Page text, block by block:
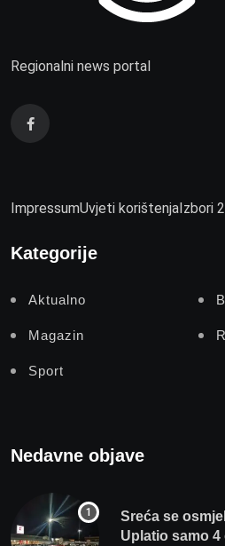
Regionalni news portal
ImpressumUvjeti korištenjaIzbori
Kategorije
Aktualno
Magazin
Sport
Nedavne objave
Sreća se
Uplatio samo